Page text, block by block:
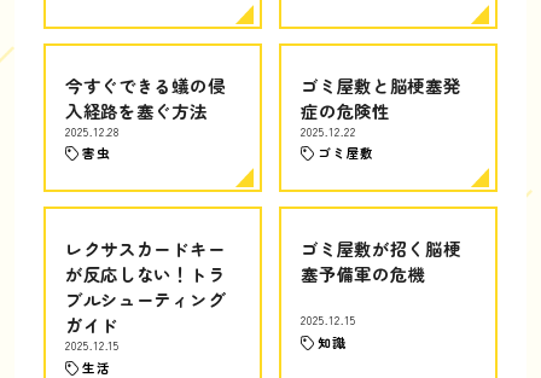
今すぐできる蟻の侵
入経路を塞ぐ方法
2025.12.28
害虫
ゴミ屋敷と脳梗塞発
症の危険性
2025.12.22
ゴミ屋敷
レクサスカードキー
が反応しない！トラ
ブルシューティング
ガイド
2025.12.15
生活
ゴミ屋敷が招く脳梗
塞予備軍の危機
2025.12.15
知識